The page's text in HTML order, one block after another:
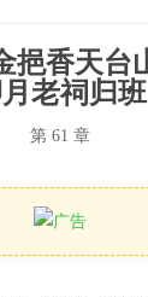
挹香天台
老祠归班
第 61 章